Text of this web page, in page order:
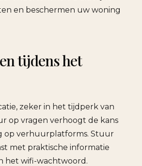
en beschermen uw woning
tijdens het
zeker in het tijdperk van
op vragen verhoogt de kans
op verhuurplatforms. Stuur
met praktische informatie
het wifi-wachtwoord.